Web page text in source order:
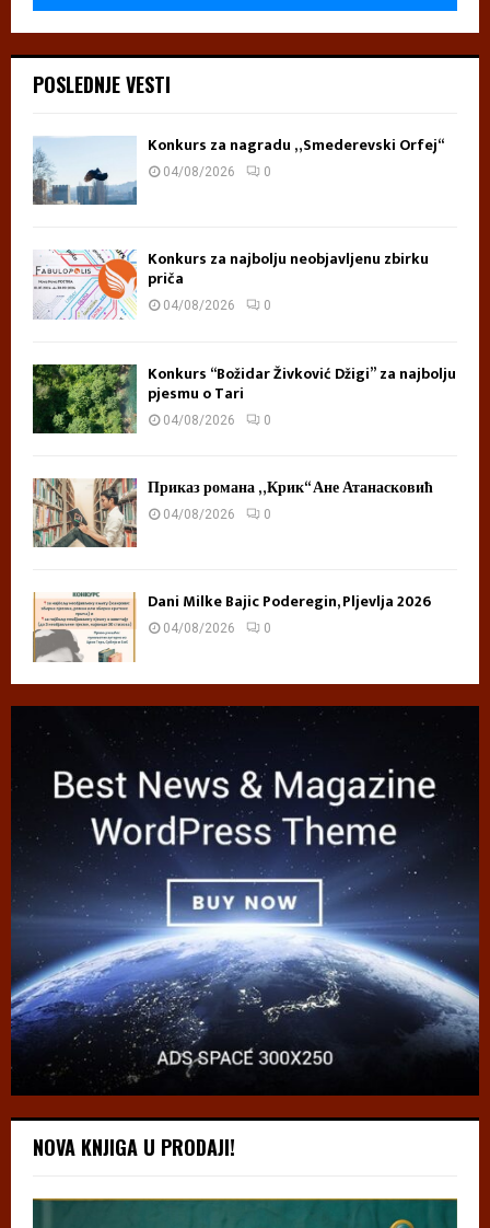
POSLEDNJE VESTI
Konkurs za nagradu „Smederevski Orfej“
04/08/2026 0
Konkurs za najbolju neobjavljenu zbirku
priča
04/08/2026 0
Konkurs “Božidar Živković Džigi” za najbolju
pjesmu o Tari
04/08/2026 0
Приказ романа „Крик“ Ане Атанасковић
04/08/2026 0
Dani Milke Bajic Poderegin, Pljevlja 2026
04/08/2026 0
NOVA KNJIGA U PRODAJI!